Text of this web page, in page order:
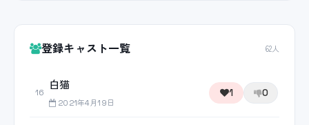
登録キャスト一覧 62人
16
白猫
2021年4月19日
1 0